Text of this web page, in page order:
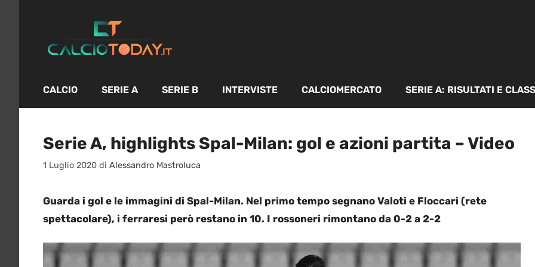
contenuto
CALCIO SERIE A SERIE B INTERVISTE CALCIOMERCATO SERIE A: RISULTATI E
Serie A, highlights Spal-Milan: gol e azioni partita – Video
1 Luglio 2020 di Alessandro Mastroluca
Guarda i gol e le immagini di Spal-Milan. Nel primo tempo segnano Valoti e Floccari (rete
spettacolare), i ferraresi però restano in 10. I rossoneri rimontano da 0-2 a 2-2